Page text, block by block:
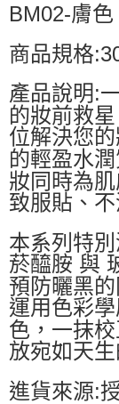
BM02-膚色
商品規格
產品說明:
的妝前救
位解決您
的輕盈水
妝同時為
致服貼、不
本系列特
菸醯胺 與
預防曬黑
運用色彩
色，一抹
放宛如天
進貨來源: